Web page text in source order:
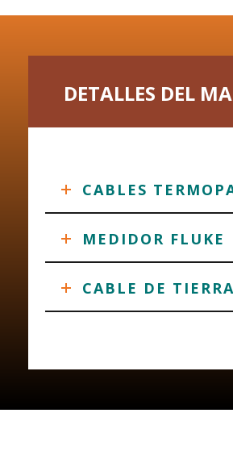
DETALLES DEL
CABLES
MEDIDOR FLUKE
CABLE DE TIERRA